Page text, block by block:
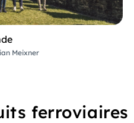
Meixner
ferroviaires